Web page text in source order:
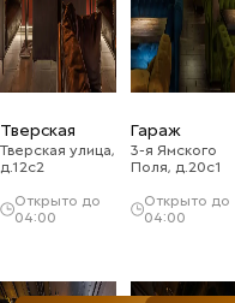
Тверская
Тверская улица,
д.12с2
Открыто до
04:00
Гараж
3-я Ямского
Поля, д.20с1
Открыто до
04:00